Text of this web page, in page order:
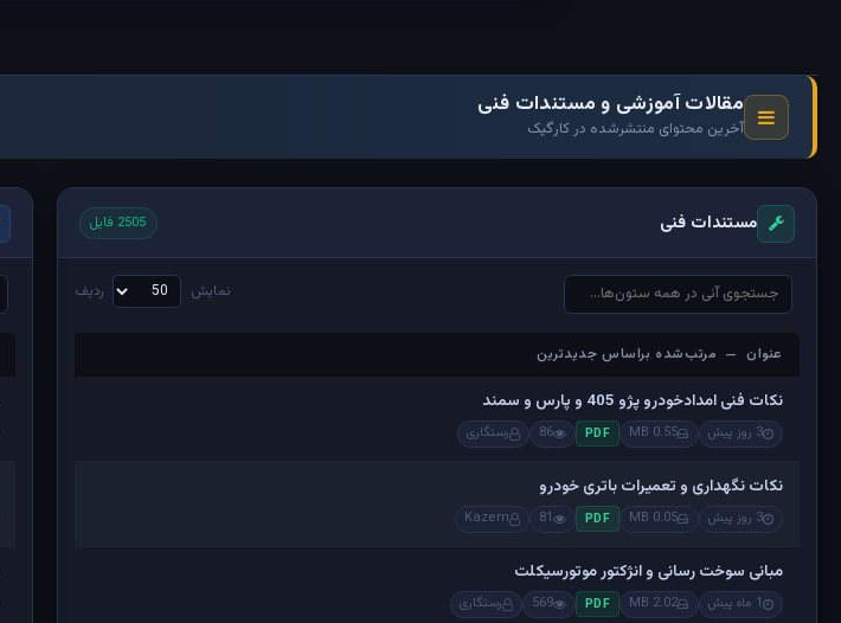
مقالات آموزشی و مستندات فنی
آخرین محتوای منتشرشده در کارگیک
مستندات فنی 2505 فایل
نمایش ردیف
عنوان — مرتب‌شده براساس جدیدترین
عنوان — مرتب‌شده براساس جدیدترین
نکات فنی امدادخودرو پژو 405 و پارس و سمند
3 روز پیش 0.55 MB
PDF
86 رستگاری
نکات نگهداری و تعمیرات باتری خودرو
3 روز پیش 0.05 MB
PDF
81
Kazem
مبانی سوخت رسانی و انژکتور موتورسیکلت
1 ماه پیش 2.02 MB
PDF
569 رستگاری